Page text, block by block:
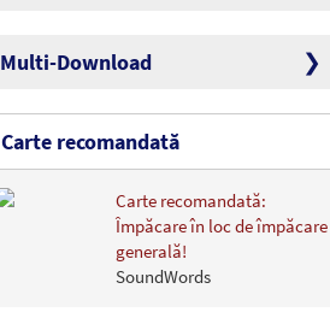
Multi-Download
Carte recomandată
Carte recomandată:
Împăcare în loc de împăcare
generală!
SoundWords